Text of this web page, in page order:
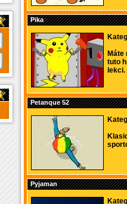
Pika
Máte
tuto
lekci.
Petanque 52
Pyjaman